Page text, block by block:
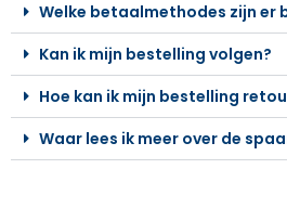
Welke betaalmethodes zijn er
Kan ik mijn bestelling volgen?
Hoe kan ik mijn bestelling
Waar lees ik meer over de